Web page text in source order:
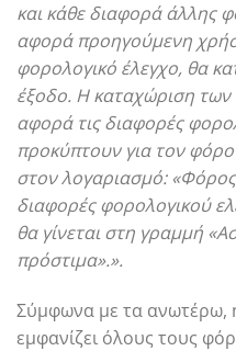
και κάθε διαφορά άλλης
αφορά προηγούμενη
φορολογικό έλεγχο, θα
έξοδο. Η καταχώριση των
αφορά τις διαφορές
προκύπτουν για τον φόρο
στον λογαριασμό:
διαφορές φορολογικού
θα γίνεται στη γραμμή
πρόστιμα».».
Σύμφωνα με τα ανωτέρω,
εμφανίζει όλους τους